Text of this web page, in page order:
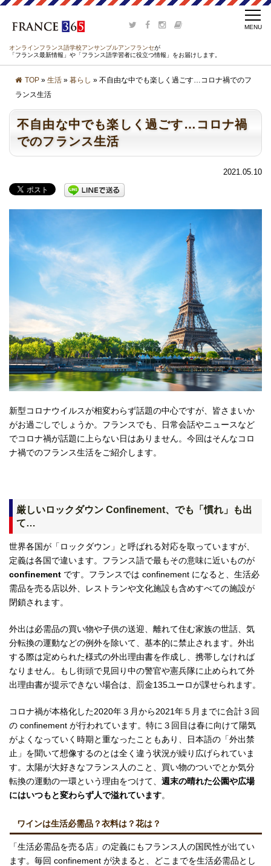
オンラインフランス語学校アンサンブルアンフランセが
「フランス最新情報」や「フランス語学習者に役立つ情報」をお届けします。
TOP » 生活 » 暮らし » 不自由な中でも楽しく過ごす…コロナ禍でのフ
ランス生活
不自由な中でも楽しく過ごす…コロナ禍
でのフランス生活
2021.05.10
新型コロナウイルスが相変わらず話題の中心ですが、皆さまいか
がお過ごしでしょうか。フランスでも、日常会話やニュースなど
でコロナ禍が話題に上らない日はありません。今回はそんなコロ
ナ禍でのフランス生活をご紹介します。
厳しいロックダウン Confinement、でも「慣れ」も出
て…
世界各国が「ロックダウン」と呼ばれる対応を取っていますが、
定義は各国で違います。フランス語で最もその意味に近いものが
confinement です。フランスでは confinement になると、生活必
需品を売る店以外、レストランや文化施設も含めすべての施設が
閉鎖されます。
外出は必需品の買い物や子供の送迎、離れて住む家族の世話、気
分転換の運動などの例外を除いて、基本的に禁止されます。外出
する際は定められた様式の外出理由書を作成し、携帯しなければ
なりません。もし街頭で見回り中の警官や憲兵隊に止められて外
出理由書が提示できない場合は、罰金135ユーロが課せられます。
コロナ禍が本格化した2020年３月から2021年５月までに合計３回
の confinement が行われています。特に３回目は春に向けて陽気
がよくなっていく時期と重なったこともあり、日本語の「外出禁
止」を聞いて想像するのとは全く違う状況が繰り広げられていま
す。太陽が大好きなフランス人のこと、買い物のついでとか気分
転換の運動の一環という理由をつけて、 週末の晴れた公園や広場
にはいつもと変わらず人で溢れています。
ワインは生活必需品？衣料は？花は？
「生活必需品を売る店」の定義にもフランス人の国民性が出てい
ます。毎回 confinement が決まると、どこまでを生活必需品とし